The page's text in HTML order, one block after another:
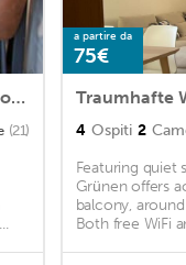
Apartment with 38 square meters - quiet location on the outskirts
(21)
a partire da
75€
Traumhafte
4 Ospiti 2
Featuring quiet
Grünen offers
balcony,
Both free WiFi